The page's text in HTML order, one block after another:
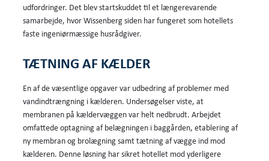
udfordringer. Det blev startskuddet til et længerevarende
samarbejde, hvor Wissenberg siden har fungeret som hotellets
faste ingeniørmæssige husrådgiver.
TÆTNING AF KÆLDER
En af de væsentlige opgaver var udbedring af problemer med
vandindtrængning i kælderen. Undersøgelser viste, at
membranen på kældervæggen var helt nedbrudt. Arbejdet
omfattede optagning af belægningen i baggården, etablering af
ny membran og brolægning samt tætning af vægge ind mod
kælderen. Denne løsning har sikret hotellet mod yderligere